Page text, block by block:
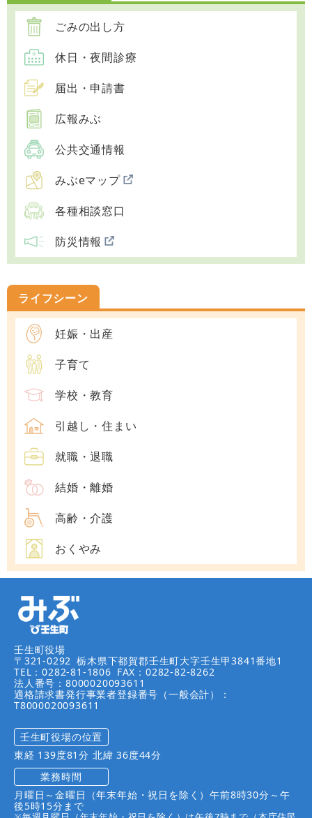
ごみの出し方
休日・夜間診療
届出・申請書
広報みぶ
公共交通情報
みぶeマップ
各種相談窓口
防災情報
ライフシーン
妊娠・出産
子育て
学校・教育
引越し・住まい
就職・退職
結婚・離婚
高齢・介護
おくやみ
壬生町役場
〒321-0292 栃木県下都賀郡壬生町大字壬生甲3841番地1
TEL：0282-81-1806 FAX：0282-82-8262
法人番号：8000020093611
適格請求書発行事業者登録番号（一般会計）：
T8000020093611
壬生町役場の位置
東経 139度81分 北緯 36度44分
業務時間
月曜日～金曜日（年末年始・祝日を除く）午前8時30分～午
後5時15分まで